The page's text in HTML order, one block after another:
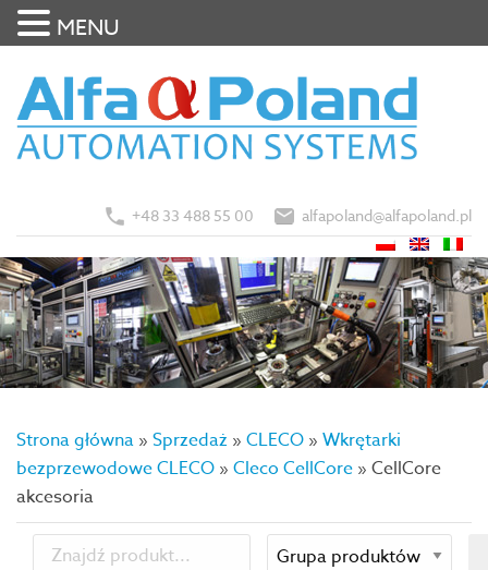
+48 33 488 55 00 alfapoland@alfapoland.pl
Strona główna » Sprzedaż » CLECO » Wkrętarki
bezprzewodowe CLECO » Cleco CellCore » CellCore
akcesoria
MENU